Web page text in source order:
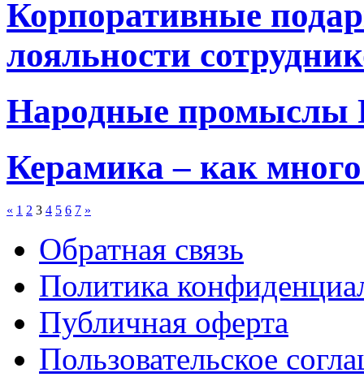
Корпоративные
лояльности
Народные промыслы
Керамика – как
« 1 2 3 4 5 6 7 »
Обратная связь
Политика
Публичная оферта
Пользовательское